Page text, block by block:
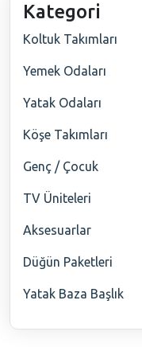
Kategori
Koltuk Takımları
Yemek Odaları
Yatak Odaları
Köşe Takımları
Genç / Çocuk
TV Üniteleri
Aksesuarlar
Düğün Paketleri
Yatak Baza Başlık